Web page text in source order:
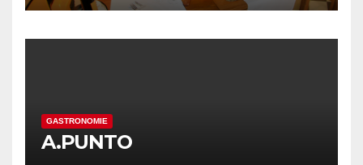
GASTRONOMIE
A.PUNTO